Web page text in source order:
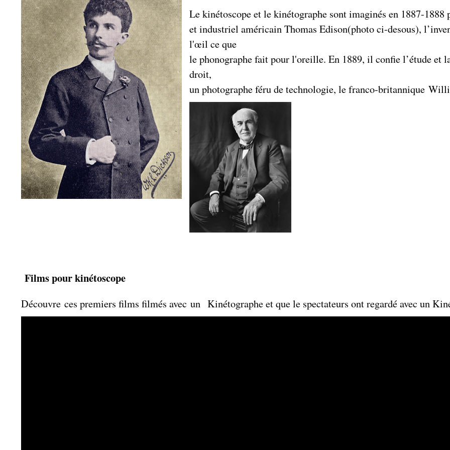
Le kinétoscope et le kinétographe sont imaginés en 1887-1888
et industriel américain Thomas Edison(photo ci-desous),
l'œil ce que
le phonographe fait pour l'oreille. En 1889, il confie l’étude et
droit,
un photographe féru de technologie, le franco-britannique
Films pour kinétoscope
Découvre ces premiers films filmés avec un Kinétographe et que le spectateurs ont regardé avec un